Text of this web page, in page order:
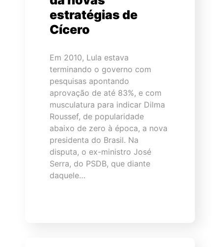
estratégias de
Cícero
Em 2010, Lula estava
terminando o governo com
pesquisas apontando
aprovação de até 83%, e com
musculatura para indicar Dilma
Roussef, de popularidade
abaixo de zero à época, a nova
presidenta do Brasil. Na
disputa, o ex-ministro José
Serra, do PSDB, que diante
daquele…